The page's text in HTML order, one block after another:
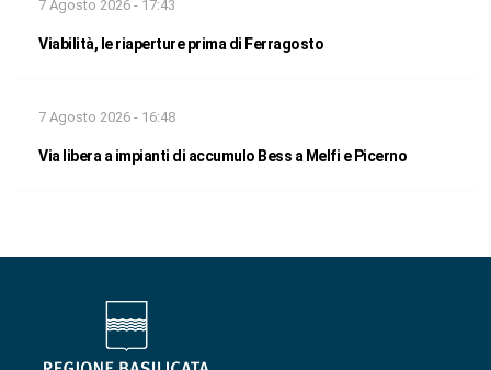
7 Agosto 2026 - 17:43
Viabilità, le riaperture prima di Ferragosto
7 Agosto 2026 - 16:48
Via libera a impianti di accumulo Bess a Melfi e Picerno